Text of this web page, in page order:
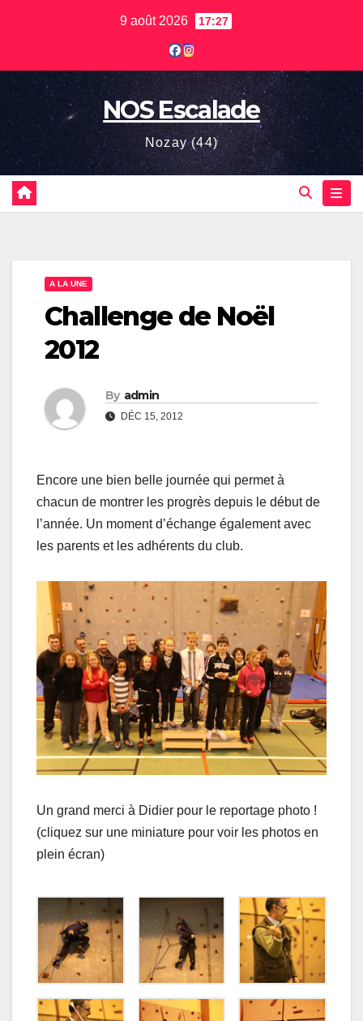
9 août 2026 17:27
NOS Escalade
Nozay (44)
A LA UNE
Challenge de Noël
2012
By admin
DÉC 15, 2012
Encore une bien belle journée qui permet à
chacun de montrer les progrès depuis le début de
l’année. Un moment d’échange également avec
les parents et les adhérents du club.
Un grand merci à Didier pour le reportage photo !
(cliquez sur une miniature pour voir les photos en
plein écran)